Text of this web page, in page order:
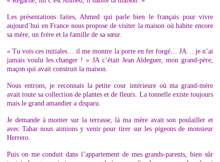
Les présentations faites, Ahmed qui parle bien le français pour vivre
aujourd’hui en France nous propose de visiter la maison où habite encore
sa mère, un frère et la famille de sa sœur.
« Tu vois ces initiales… il me montre la porte en fer forgé… JA… je n’ai
jamais voulu les changer ! » JA c’était Jean Aldeguer, mon grand-père,
maçon qui avait construit la maison.
Nous entrons, je reconnais la petite cour intérieure où ma grand-mère
avait toute sa collection de plantes et de fleurs. La tonnelle existe toujours
mais le grand amandier a disparu.
Je demande à monter sur la terrasse, là ma mère avait son poulailler et
avec Tahar nous aimions y venir pour tirer sur les pigeons de monsieur
Herrero.
Puis on me conduit dans l’appartement de mes grands-parents, bien sûr